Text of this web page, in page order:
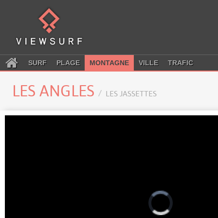
SURF PLAGE MONTAGNE VILLE TRAFIC
LES ANGLES LES JASSETTES